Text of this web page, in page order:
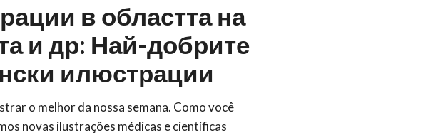
в областта на
и др: Най-добрите
илюстрации
o melhor da nossa semana. Como você
novas ilustrações médicas e científicas